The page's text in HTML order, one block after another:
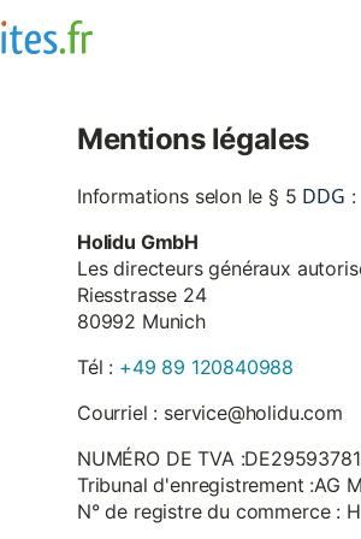
Mentions légales
Informations selon le § 5 DDG :
Holidu GmbH
Les directeurs généraux
Riesstrasse 24
80992 Munich
Tél : +49 89 120840988
Courriel : service@holidu.com
NUMÉRO DE TVA
Tribunal d'enregistrement :AG
N° de registre du commerce :